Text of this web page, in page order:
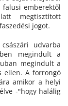
emberektől
megtisztított
jogot.
udvarba
megindult a
megindult a
ellen. A forrongó
amikor a helyi
-"hogy halálig